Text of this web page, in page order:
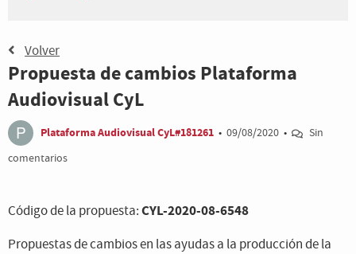
Volver
Propuesta de cambios Plataforma
Audiovisual CyL
Plataforma Audiovisual CyL#181261 • 09/08/2020 •
Sin
comentarios
Código de la propuesta:CYL-2020-08-6548
Propuestas de cambios en las ayudas a la producción de la